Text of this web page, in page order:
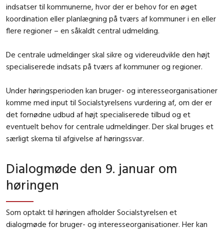
indsatser til kommunerne, hvor der er behov for en øget
koordination eller planlægning på tværs af kommuner i en eller
flere regioner – en såkaldt central udmelding.
De centrale udmeldinger skal sikre og videreudvikle den højt
specialiserede indsats på tværs af kommuner og regioner.
Under høringsperioden kan bruger- og interesseorganisationer
komme med input til Socialstyrelsens vurdering af, om der er
det fornødne udbud af højt specialiserede tilbud og et
eventuelt behov for centrale udmeldinger. Der skal bruges et
særligt skema til afgivelse af høringssvar.
Dialogmøde den 9. januar om
høringen
Som optakt til høringen afholder Socialstyrelsen et
dialogmøde for bruger- og interesseorganisationer. Her kan